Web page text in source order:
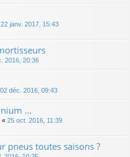
22 janv. 2017, 15:43
2016, 20:36
02 déc. 2016, 09:43
...
« 25 oct. 2016, 11:39
pneus toutes saisons ?